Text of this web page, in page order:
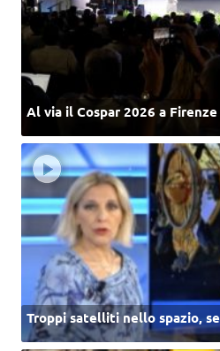
Al via il Cospar 2026 a Firenze
Troppi satelliti nello spazio,